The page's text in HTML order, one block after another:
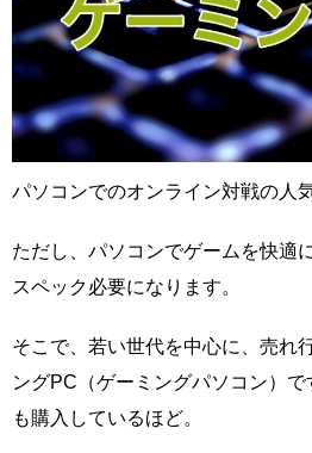
パソコンでのオンライン対戦の人
ただし、パソコンでゲームを快適
スペック必要になります。
そこで、若い世代を中心に、売れ
ングPC（ゲーミングパソコン）
も購入しているほど。